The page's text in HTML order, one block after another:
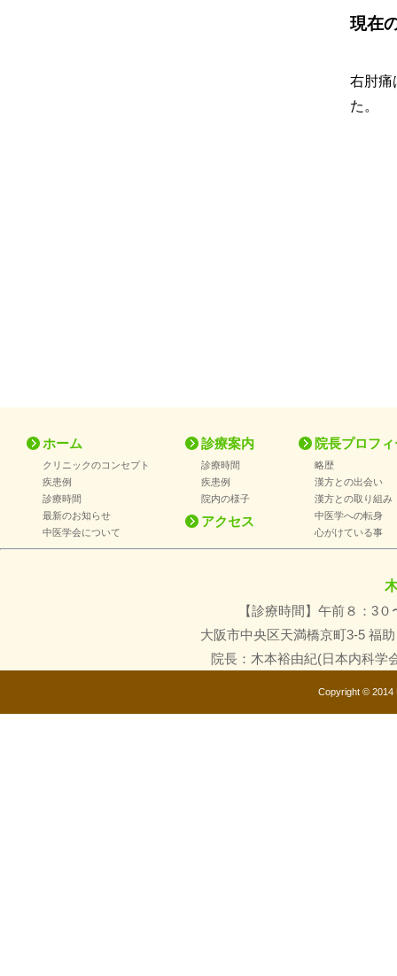
現在
右肘痛
た。
ホーム
クリニックのコンセプト
疾患例
診療時間
最新のお知らせ
中医学会について
診療案内
診療時間
疾患例
院内の様子
アクセス
院長プロフ
略歴
漢方との出会い
漢方との取り組み
中医学への転身
心がけている事
【診療時間】午前８：3
大阪市中央区天満橋京町3-5 福
院長：木本裕由紀(日本内科学
Copyright © 2014